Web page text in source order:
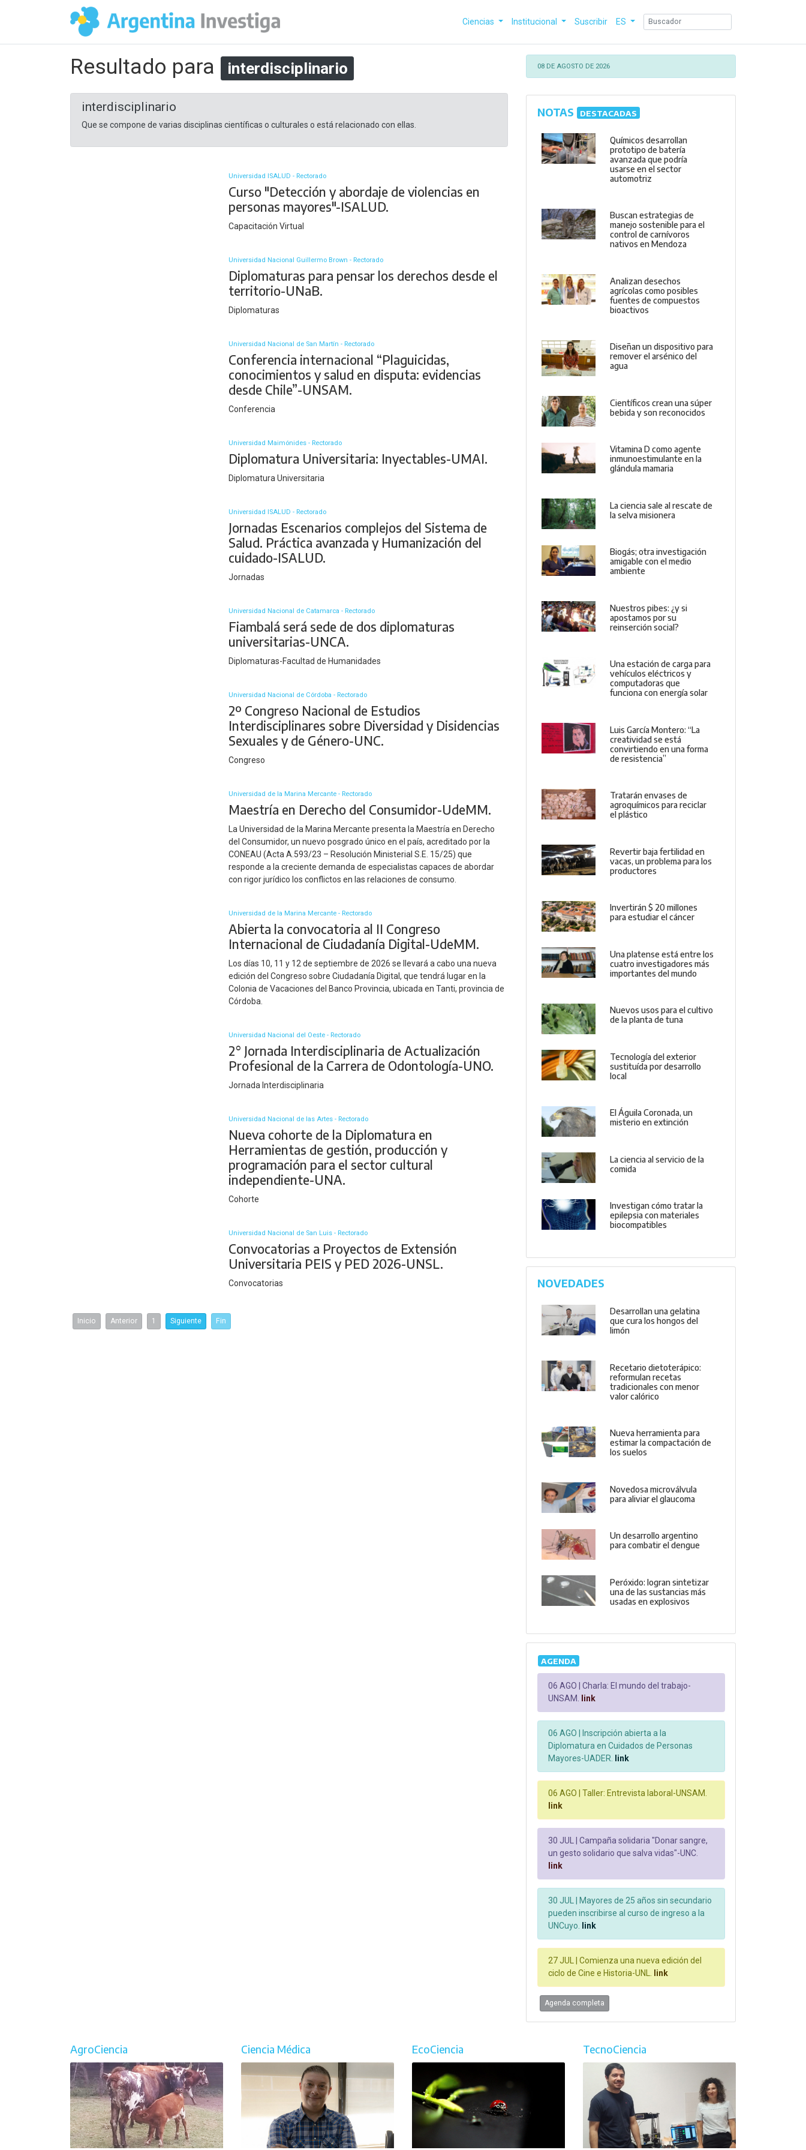
Ciencias Institucional Suscribir ES
Resultado para interdisciplinario
interdisciplinario
Que se compone de varias disciplinas científicas o culturales o está relacionado con ellas.
Universidad ISALUD - Rectorado
Curso "Detección y abordaje de violencias en
personas mayores"-ISALUD.
Capacitación Virtual
Universidad Nacional Guillermo Brown - Rectorado
Diplomaturas para pensar los derechos desde el
territorio-UNaB.
Diplomaturas
Universidad Nacional de San Martín - Rectorado
Conferencia internacional “Plaguicidas,
conocimientos y salud en disputa: evidencias
desde Chile”-UNSAM.
Conferencia
Universidad Maimónides - Rectorado
Diplomatura Universitaria: Inyectables-UMAI.
Diplomatura Universitaria
Universidad ISALUD - Rectorado
Jornadas Escenarios complejos del Sistema de
Salud. Práctica avanzada y Humanización del
cuidado-ISALUD.
Jornadas
Universidad Nacional de Catamarca - Rectorado
Fiambalá será sede de dos diplomaturas
universitarias-UNCA.
Diplomaturas-Facultad de Humanidades
Universidad Nacional de Córdoba - Rectorado
2º Congreso Nacional de Estudios
Interdisciplinares sobre Diversidad y Disidencias
Sexuales y de Género-UNC.
Congreso
Universidad de la Marina Mercante - Rectorado
Maestría en Derecho del Consumidor-UdeMM.
La Universidad de la Marina Mercante presenta la Maestría en Derecho
del Consumidor, un nuevo posgrado único en el país, acreditado por la
CONEAU (Acta A.593/23 – Resolución Ministerial S.E. 15/25) que
responde a la creciente demanda de especialistas capaces de abordar
con rigor jurídico los conflictos en las relaciones de consumo.
Universidad de la Marina Mercante - Rectorado
Abierta la convocatoria al II Congreso
Internacional de Ciudadanía Digital-UdeMM.
Los días 10, 11 y 12 de septiembre de 2026 se llevará a cabo una nueva
edición del Congreso sobre Ciudadanía Digital, que tendrá lugar en la
Colonia de Vacaciones del Banco Provincia, ubicada en Tanti, provincia de
Córdoba.
Universidad Nacional del Oeste - Rectorado
2° Jornada Interdisciplinaria de Actualización
Profesional de la Carrera de Odontología-UNO.
Jornada Interdisciplinaria
Universidad Nacional de las Artes - Rectorado
Nueva cohorte de la Diplomatura en
Herramientas de gestión, producción y
programación para el sector cultural
independiente-UNA.
Cohorte
Universidad Nacional de San Luis - Rectorado
Convocatorias a Proyectos de Extensión
Universitaria PEIS y PED 2026-UNSL.
Convocatorias
Inicio Anterior 1 Siguiente Fin
08 DE AGOSTO DE 2026
NOTAS DESTACADAS
Químicos desarrollan
prototipo de batería
avanzada que podría
usarse en el sector
automotriz
Buscan estrategias de
manejo sostenible para el
control de carnívoros
nativos en Mendoza
Analizan desechos
agrícolas como posibles
fuentes de compuestos
bioactivos
Diseñan un dispositivo para
remover el arsénico del
agua
Científicos crean una súper
bebida y son reconocidos
Vitamina D como agente
inmunoestimulante en la
glándula mamaria
La ciencia sale al rescate de
la selva misionera
Biogás; otra investigación
amigable con el medio
ambiente
Nuestros pibes: ¿y si
apostamos por su
reinserción social?
Una estación de carga para
vehículos eléctricos y
computadoras que
funciona con energía solar
Luis García Montero: “La
creatividad se está
convirtiendo en una forma
de resistencia”
Tratarán envases de
agroquímicos para reciclar
el plástico
Revertir baja fertilidad en
vacas, un problema para los
productores
Invertirán $ 20 millones
para estudiar el cáncer
Una platense está entre los
cuatro investigadores más
importantes del mundo
Nuevos usos para el cultivo
de la planta de tuna
Tecnología del exterior
sustituída por desarrollo
local
El Águila Coronada, un
misterio en extinción
La ciencia al servicio de la
comida
Investigan cómo tratar la
epilepsia con materiales
biocompatibles
NOVEDADES
Desarrollan una gelatina
que cura los hongos del
limón
Recetario dietoterápico:
reformulan recetas
tradicionales con menor
valor calórico
Nueva herramienta para
estimar la compactación de
los suelos
Novedosa microválvula
para aliviar el glaucoma
Un desarrollo argentino
para combatir el dengue
Peróxido: logran sintetizar
una de las sustancias más
usadas en explosivos
AGENDA
06 AGO |
Charla: El mundo del trabajo-
UNSAM.
link
06 AGO |
Inscripción abierta a la
Diplomatura en Cuidados de Personas
Mayores-UADER.
link
06 AGO |
Taller: Entrevista laboral-UNSAM.
link
30 JUL |
Campaña solidaria "Donar sangre,
un gesto solidario que salva vidas"-UNC.
link
30 JUL |
Mayores de 25 años sin secundario
pueden inscribirse al curso de ingreso a la
UNCuyo.
link
27 JUL |
Comienza una nueva edición del
ciclo de Cine e Historia-UNL.
link
Agenda completa
AgroCiencia Ciencia Médica EcoCiencia TecnoCiencia